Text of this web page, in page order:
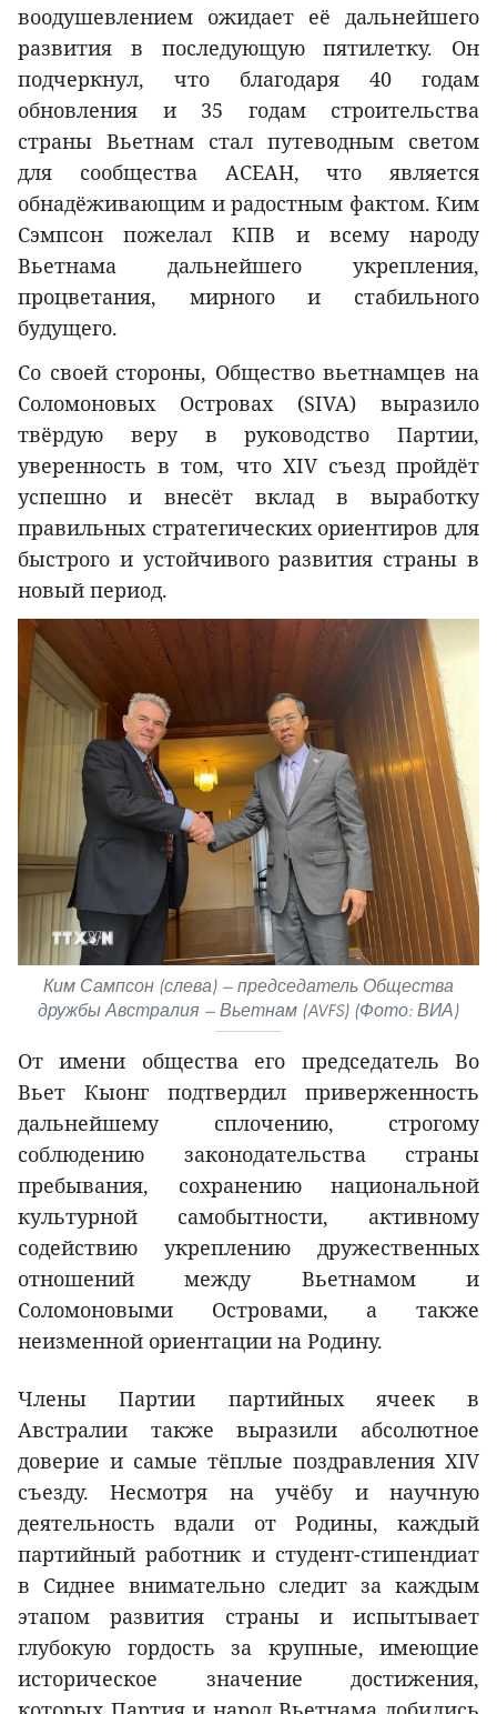
воодушевлением ожидает её дальнейшего
развития в последующую пятилетку. Он
подчеркнул, что благодаря 40 годам
обновления и 35 годам строительства
страны Вьетнам стал путеводным светом
для сообщества АСЕАН, что является
обнадёживающим и радостным фактом. Ким
Сэмпсон пожелал КПВ и всему народу
Вьетнама дальнейшего укрепления,
процветания, мирного и стабильного
будущего.
Со своей стороны, Общество вьетнамцев на
Соломоновых Островах (SIVA) выразило
твёрдую веру в руководство Партии,
уверенность в том, что XIV съезд пройдёт
успешно и внесёт вклад в выработку
правильных стратегических ориентиров для
быстрого и устойчивого развития страны в
новый период.
Ким Сампсон (слева) — председатель Общества
дружбы Австралия — Вьетнам (AVFS) (Фото: ВИА)
От имени общества его председатель Во
Вьет Кыонг подтвердил приверженность
дальнейшему сплочению, строгому
соблюдению законодательства страны
пребывания, сохранению национальной
культурной самобытности, активному
содействию укреплению дружественных
отношений между Вьетнамом и
Соломоновыми Островами, а также
неизменной ориентации на Родину.
Члены Партии партийных ячеек в
Австралии также выразили абсолютное
доверие и самые тёплые поздравления XIV
съезду. Несмотря на учёбу и научную
деятельность вдали от Родины, каждый
партийный работник и студент-стипендиат
в Сиднее внимательно следит за каждым
этапом развития страны и испытывает
глубокую гордость за крупные, имеющие
историческое значение достижения,